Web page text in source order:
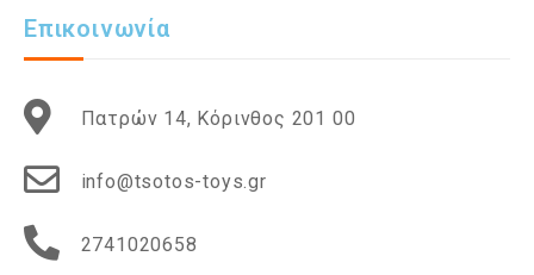
Επικοινωνία
Πατρών 14, Κόρινθος 201 00
info@tsotos-toys.gr
2741020658